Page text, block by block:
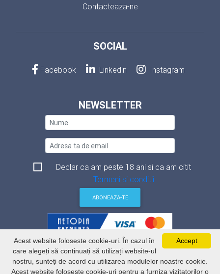
Contacteaza-ne
SOCIAL
Facebook Linkedin Instagram
NEWSLETTER
Declar ca am peste 18 ani si ca am citit
Termeni si conditii
ABONEAZA-TE
Termeni si conditii
Politica de securitate a datelor
Politica de utilizare Cookie-uri
ANSPDCP
Accept
Acest website foloseste cookie-uri. În cazul în
care alegeți să continuați să utilizați website-ul
nostru, sunteți de acord cu utilizarea modulelor noastre cookie.
Acest website foloseste cookie-uri pentru a furniza vizitatorilor o